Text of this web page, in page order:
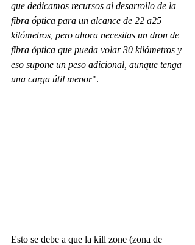
que dedicamos recursos al desarrollo de la
fibra óptica para un alcance de 22 a25
kilómetros, pero ahora necesitas un dron de
fibra óptica que pueda volar 30 kilómetros y
eso supone un peso adicional, aunque tenga
una carga útil menor".
Esto se debe a que la kill zone (zona de